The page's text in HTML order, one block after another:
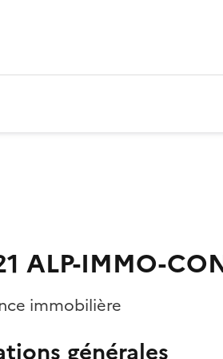
ALP-IMMO-
immobilière
générales